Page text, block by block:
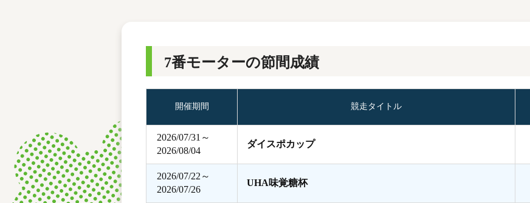
ボートデータ
7番モーターの節間成績
開催期間 競走タイトル
2026/07/31～
2026/08/04
ダイスポカップ
2026/07/22～
2026/07/26
UHA味覚糖杯